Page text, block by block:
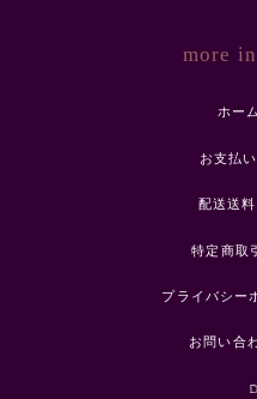
more
ホー
お支払
配送送
特定商
プライバシ
お問い